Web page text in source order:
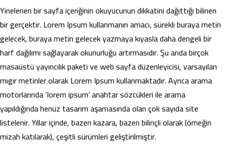
Yinelenen bir sayfa içeriğinin okuyucunun dikkatini dağıttığı bilinen
bir gerçektir. Lorem Ipsum kullanmanın amacı, sürekli buraya metin
gelecek, buraya metin gelecek yazmaya kıyasla daha dengeli bir
harf dağılımı sağlayarak okunurluğu artırmasıdır. Şu anda birçok
masaüstü yayıncılık paketi ve web sayfa düzenleyicisi, varsayılan
mıgır metinler olarak Lorem Ipsum kullanmaktadır. Ayrıca arama
motorlarında ‘lorem ipsum’ anahtar sözcükleri ile arama
yapıldığında henüz tasarım aşamasında olan çok sayıda site
listelenir. Yıllar içinde, bazen kazara, bazen bilinçli olarak (örneğin
mizah katılarak), çeşitli sürümleri geliştirilmiştir.